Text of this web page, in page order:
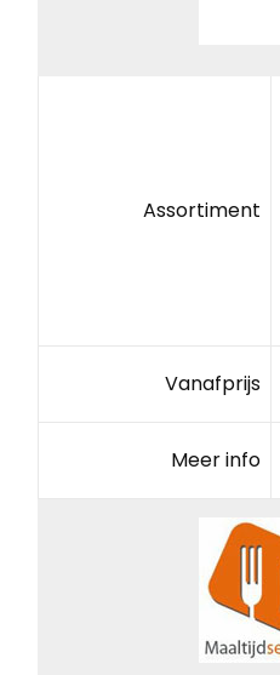
Assortiment
Vanafprijs
Meer info